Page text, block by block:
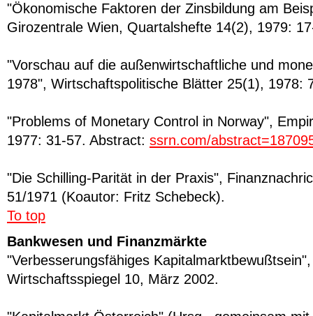
"Ökonomische Faktoren der Zinsbildung am
Girozentrale Wien, Quartalshefte 14(2), 1979:
"Vorschau auf die außenwirtschaftliche und
1978", Wirtschaftspolitische Blätter 25(1), 1978:
"Problems of Monetary Control in Norway",
1977: 31-57. Abstract: ssrn.com/
"Die Schilling-Parität in der Praxis",
51/1971 (Koautor: Fritz Schebeck).
To top
Bankwesen und Finanzmärkte
"Verbesserungsfähiges
Wirtschaftsspiegel 10, März 2002.